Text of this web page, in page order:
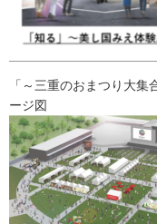
「～三重のおまつり大
ージ図